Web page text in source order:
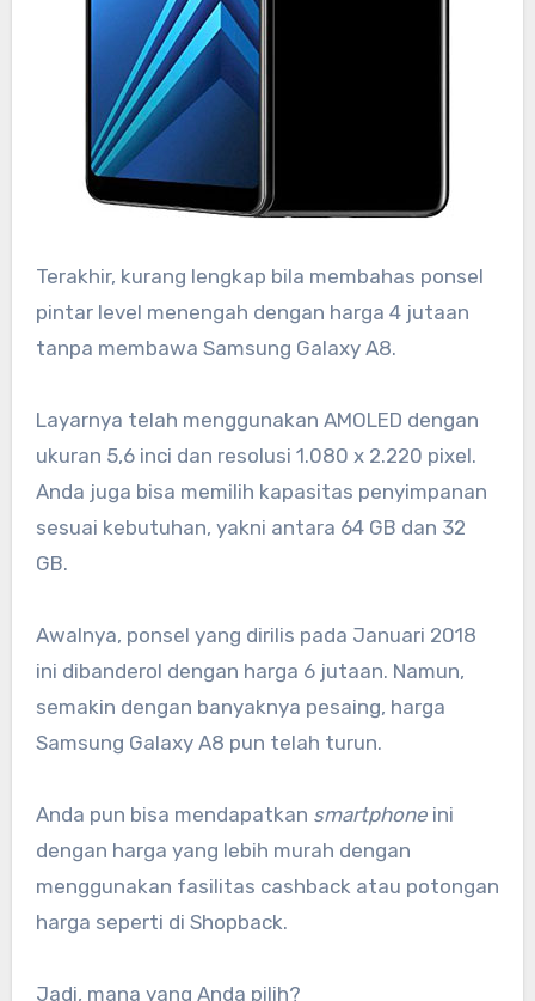
Terakhir, kurang lengkap bila membahas ponsel
pintar level menengah dengan harga 4 jutaan
tanpa membawa Samsung Galaxy A8.
Layarnya telah menggunakan AMOLED dengan
ukuran 5,6 inci dan resolusi 1.080 x 2.220 pixel.
Anda juga bisa memilih kapasitas penyimpanan
sesuai kebutuhan, yakni antara 64 GB dan 32
GB.
Awalnya, ponsel yang dirilis pada Januari 2018
ini dibanderol dengan harga 6 jutaan. Namun,
semakin dengan banyaknya pesaing, harga
Samsung Galaxy A8 pun telah turun.
Anda pun bisa mendapatkan smartphoneini
dengan harga yang lebih murah dengan
menggunakan fasilitas cashback atau potongan
harga seperti di Shopback.
Jadi, mana yang Anda pilih?